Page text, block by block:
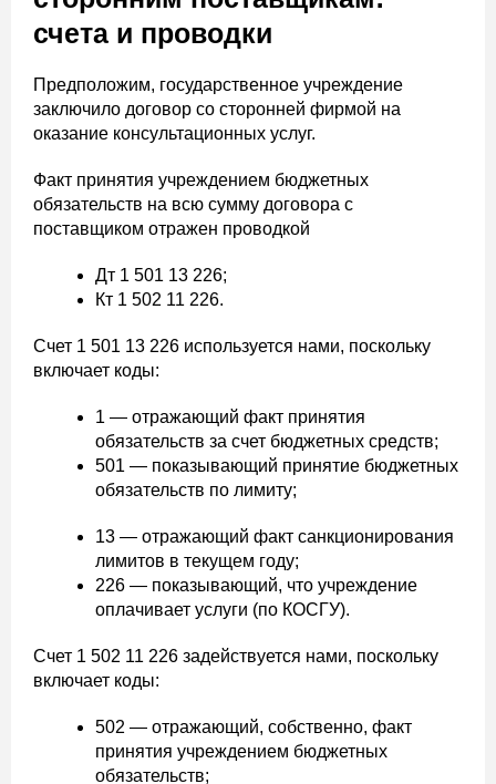
счета и проводки
Предположим, государственное учреждение
заключило договор со сторонней фирмой на
оказание консультационных услуг.
Факт принятия учреждением бюджетных
обязательств на всю сумму договора с
поставщиком отражен проводкой
Дт 1 501 13 226;
Кт 1 502 11 226.
Счет 1 501 13 226 используется нами, поскольку
включает коды:
1 — отражающий факт принятия
обязательств за счет бюджетных средств;
501 — показывающий принятие бюджетных
обязательств по лимиту;
13 — отражающий факт санкционирования
лимитов в текущем году;
226 — показывающий, что учреждение
оплачивает услуги (по КОСГУ).
Счет 1 502 11 226 задействуется нами, поскольку
включает коды:
502 — отражающий, собственно, факт
принятия учреждением бюджетных
обязательств;